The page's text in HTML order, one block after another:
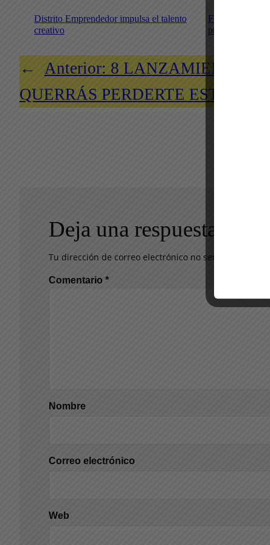
Distrito Emprendedor impulsa el talento
creativo
Flying Fish
propuesta
← Anterior: 8 LANZAMIENTOS
QUERRÁS PERDERTE ESTA
Deja una respuesta
Tu dirección de correo electrónico no será publicada.
Comentario *
Nombre
Correo electrónico
Web